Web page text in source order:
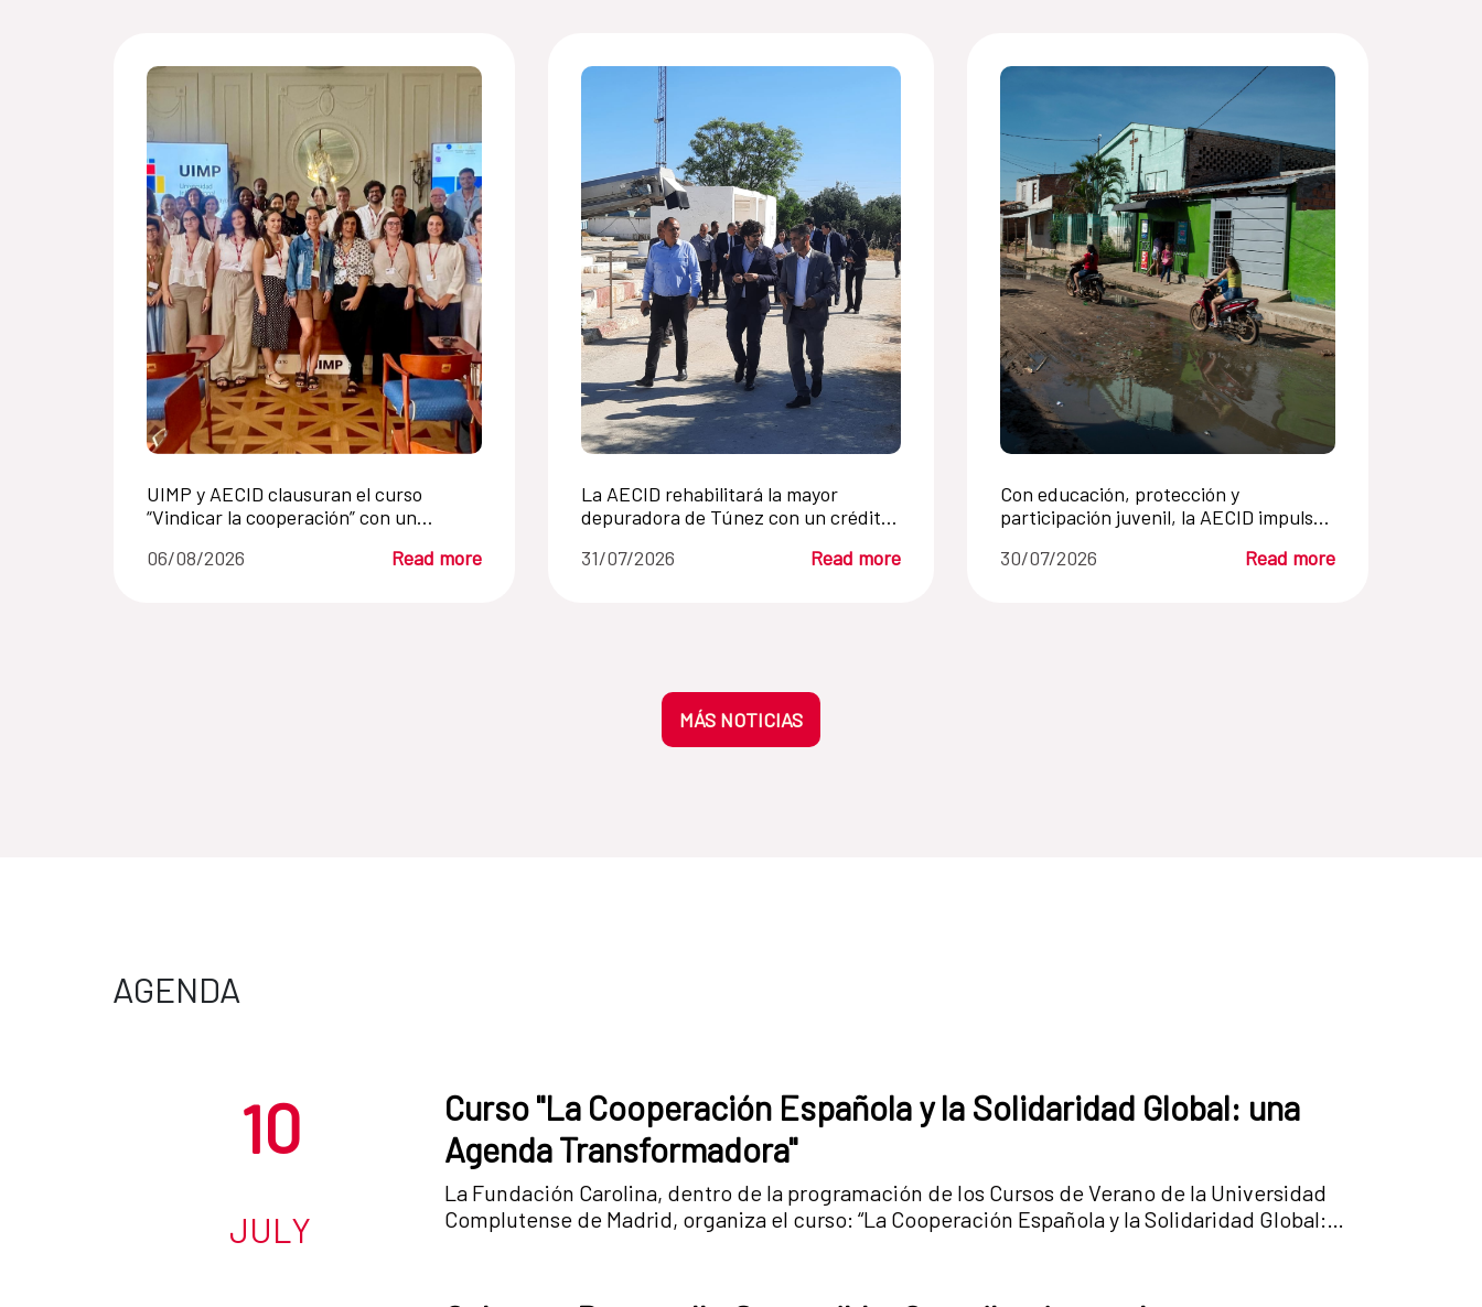
UIMP y AECID clausuran el curso
“Vindicar la cooperación” con un
internacional en un mundo en crisis
06/08/2026 Read more
La AECID rehabilitará la mayor
depuradora de Túnez con un crédito
31/07/2026 Read more
Con educación, protección y
participación juvenil, la AECID impulsa
30/07/2026 Read more
MÁS NOTICIAS
AGENDA
10
JULY
Curso "La Cooperación Española y la Solidaridad Global: una
Agenda Transformadora"
La Fundación Carolina, dentro de la programación de los Cursos de Verano de la Universidad
Complutense de Madrid, organiza el curso: “La Cooperación Española y la Solidaridad Global:
reforma de la ley de Cooperación y dialogar sobre su alcance e implicaciones, con